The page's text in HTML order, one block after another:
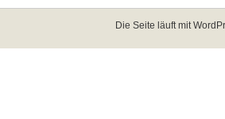
Die Seite läuft mit